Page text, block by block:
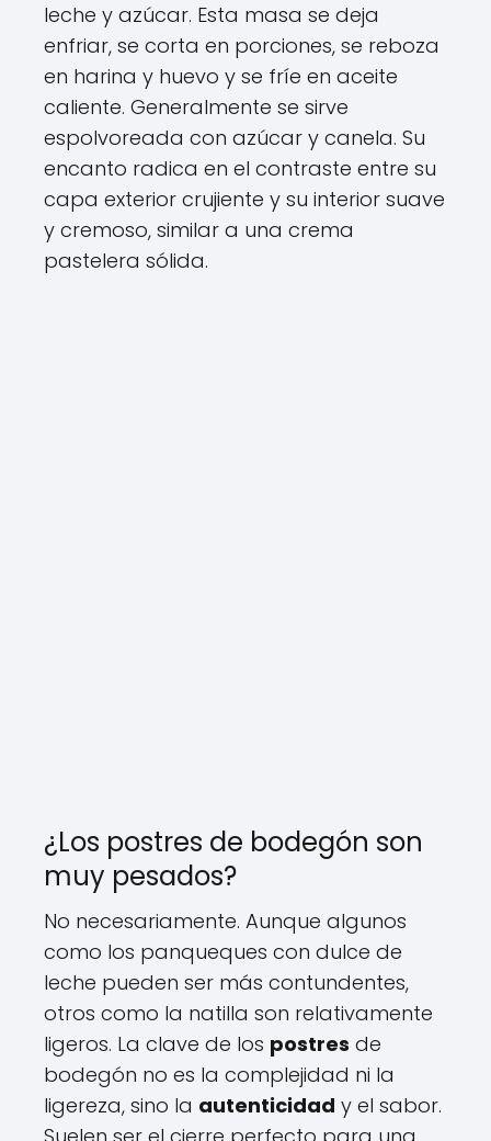
leche y azúcar. Esta masa se deja
enfriar, se corta en porciones, se reboza
en harina y huevo y se fríe en aceite
caliente. Generalmente se sirve
espolvoreada con azúcar y canela. Su
encanto radica en el contraste entre su
capa exterior crujiente y su interior suave
y cremoso, similar a una crema
pastelera sólida.
¿Los postres de bodegón son
muy pesados?
No necesariamente. Aunque algunos
como los panqueques con dulce de
leche pueden ser más contundentes,
otros como la natilla son relativamente
ligeros. La clave de los postres de
bodegón no es la complejidad ni la
ligereza, sino la autenticidad y el sabor.